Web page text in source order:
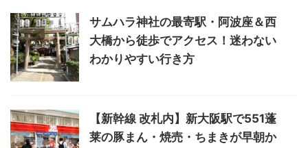
サムハラ神社の最寄駅・阿波座＆西
大橋から徒歩でアクセス！迷わない
わかりやすい行き方
【新幹線 改札内】新大阪駅で551蓬
莱の豚まん・焼売・ちまきが早朝か